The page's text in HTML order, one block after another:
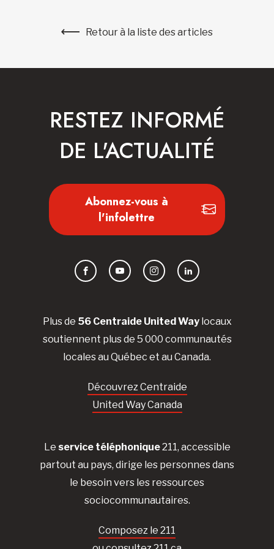
Retour à la liste des articles
Plus de 56 Centraide United Waylocaux
soutiennent plus de 5 000 communautés
locales au Québec et au Canada.
Découvrez Centraide
United Way Canada
Le service téléphonique211, accessible
partout au pays, dirige les personnes dans
le besoin vers les ressources
sociocommunautaires.
Composez le 211
RESTEZ INFORMÉ
DE L'ACTUALITÉ
Abonnez-vous à
l'infolettre
FacebookYouTubeInstagramLinkedIn